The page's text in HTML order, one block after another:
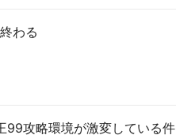
わる
99攻略環境が激変している件